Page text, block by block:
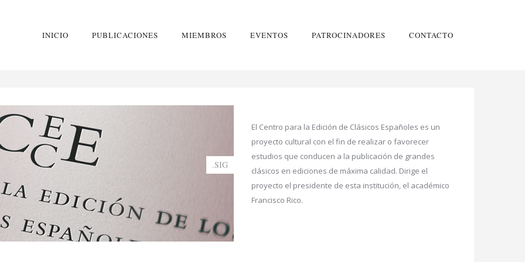
INICIO PUBLICACIONES MIEMBROS EVENTOS PATROCINADORES CONTACTO
SIG.
El Centro para la Edición de Clásicos Españoles es un
proyecto cultural con el fin de realizar o favorecer
estudios que conducen a la publicación de grandes
clásicos en ediciones de máxima calidad. Dirige el
proyecto el presidente de esta institución, el académico
Francisco Rico.